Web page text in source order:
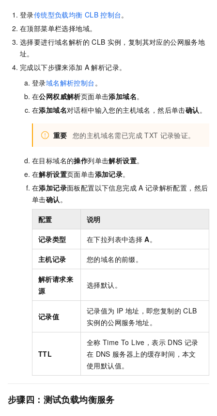
登录传统型负载均衡 CLB 控制台。
在顶部菜单栏选择地域。
选择要进行域名解析的 CLB 实例，复制其对应的公网服务地
址。
完成以下步骤来添加 A 解析记录。
登录域名解析控制台 。
在公网权威解析页面单击添加域名。
在添加域名对话框中输入您的主机域名，然后单击确认 。
重要 您的主机域名需已完成 TXT 记录验证。
在目标域名的操作列单击解析设置。
在解析设置页面单击添加记录。
在添加记录面板配置以下信息完成 A 记录解析配置，然后
单击确认 。
配置 说明
记录类型 在下拉列表中选择 A。
主机记录 您的域名的前缀。
解析请求来
源
选择默认。
记录值
记录值为 IP 地址，即您复制的 CLB
实例的公网服务地址。
TTL
全称 Time To Live，表示 DNS 记录
在 DNS 服务器上的缓存时间，本文
使用默认值。
步骤四：测试负载均衡服务